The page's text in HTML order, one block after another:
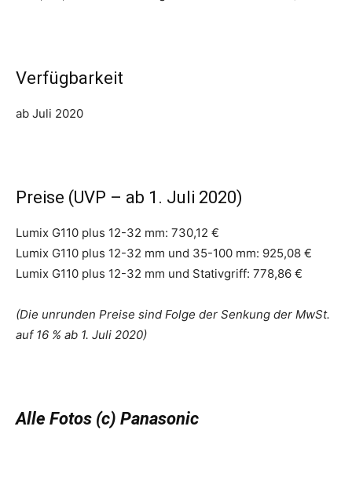
Verfügbarkeit
ab Juli 2020
Preise (UVP – ab 1. Juli 2020)
Lumix G110 plus 12-32 mm: 730,12 €
Lumix G110 plus 12-32 mm und 35-100 mm: 925,08 €
Lumix G110 plus 12-32 mm und Stativgriff: 778,86 €
(Die unrunden Preise sind Folge der Senkung der MwSt.
auf 16 % ab 1. Juli 2020)
Alle Fotos (c) Panasonic